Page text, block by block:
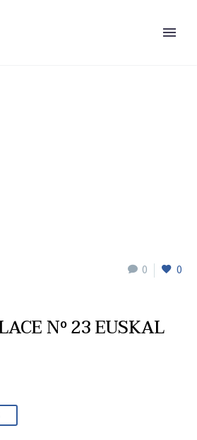
0 0
Nº 23 EUSKAL